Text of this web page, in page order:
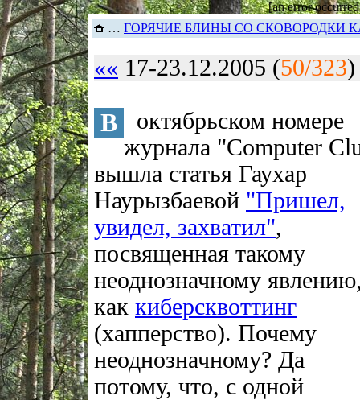
[an error
… ГОРЯЧИЕ БЛИНЫ СО СКОВОРОДКИ
«« 17-23.12.2005 (50/323
В
октябрьском номере
журнала "Computer
вышла статья Гаухар
Наурызбаевой "Пришел,
увидел, захватил",
посвященная такому
неоднозначному
как киберсквоттинг
(хапперство). Почему
неоднозначному? Да
потому, что, с одной